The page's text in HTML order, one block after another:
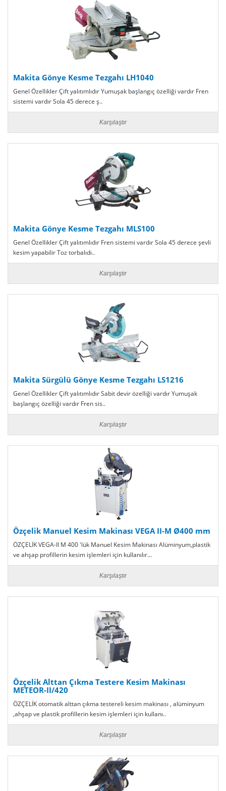
Makita Gönye Kesme Tezgahı LH1040
Genel Özellikler Çift yalıtımlıdır Yumuşak başlangıç özelliği vardır Fren
sistemi vardır Sola 45 derece ş..
Karşılaştır
Makita Gönye Kesme Tezgahı MLS100
Genel Özellikler Çift yalıtımlıdır Fren sistemi vardır Sola 45 derece şevli
kesim yapabilir Toz torbalıdı..
Karşılaştır
Makita Sürgülü Gönye Kesme Tezgahı LS1216
Genel Özellikler Çift yalıtımlıdır Sabit devir özelliği vardır Yumuşak
başlangıç özelliği vardır Fren sis..
Karşılaştır
Özçelik Manuel Kesim Makinası VEGA II-M Ø400 mm
ÖZÇELİK VEGA-II M 400 'lük Manuel Kesim Makinası Alüminyum,plastik
ve ahşap profillerin kesim işlemleri için kullanılır...
Karşılaştır
Özçelik Alttan Çıkma Testere Kesim Makinası
METEOR-II/420
ÖZÇELİK otomatik alttan çıkma testereli kesim makinası , alüminyum
,ahşap ve plastik profillerin kesim işlemleri için kullanı..
Karşılaştır